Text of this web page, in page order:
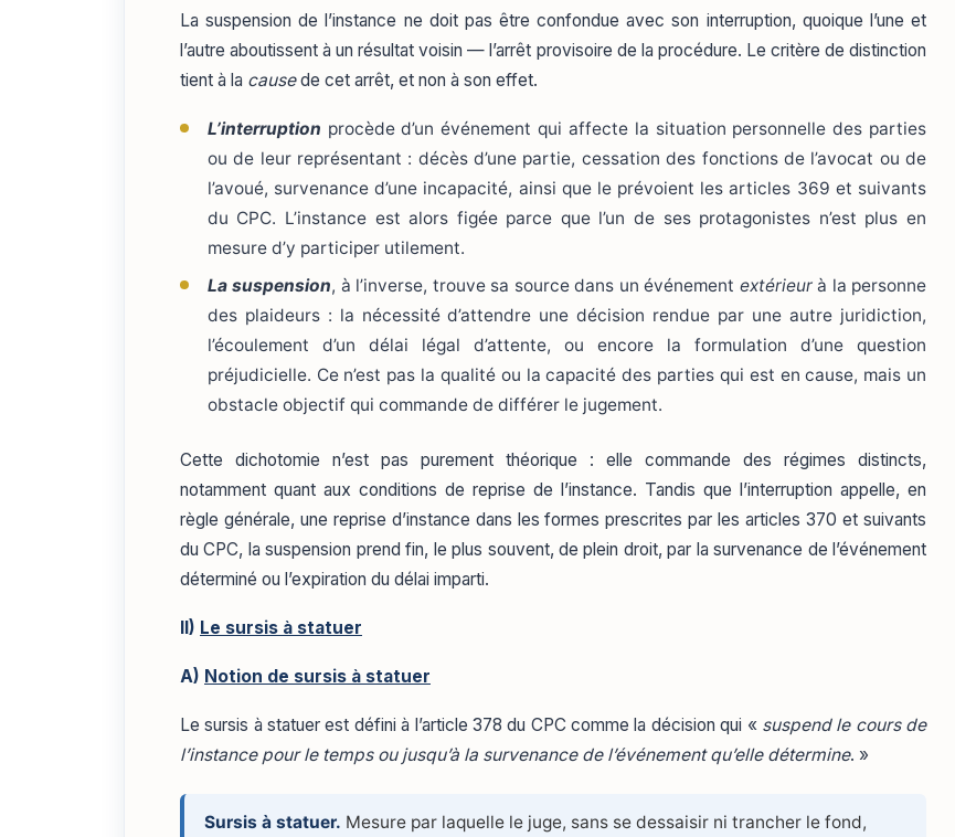
La suspension de l’instance ne doit pas être confondue avec son interruption, quoique l’une et
l’autre aboutissent à un résultat voisin — l’arrêt provisoire de la procédure. Le critère de distinction
tient à la causede cet arrêt, et non à son effet.
L’interruption procède d’un événement qui affecte la situation personnelle des parties
ou de leur représentant : décès d’une partie, cessation des fonctions de l’avocat ou de
l’avoué, survenance d’une incapacité, ainsi que le prévoient les articles 369 et suivants
du CPC. L’instance est alors figée parce que l’un de ses protagonistes n’est plus en
mesure d’y participer utilement.
La suspension, à l’inverse, trouve sa source dans un événement extérieurà la personne
des plaideurs : la nécessité d’attendre une décision rendue par une autre juridiction,
l’écoulement d’un délai légal d’attente, ou encore la formulation d’une question
préjudicielle. Ce n’est pas la qualité ou la capacité des parties qui est en cause, mais un
obstacle objectif qui commande de différer le jugement.
Cette dichotomie n’est pas purement théorique : elle commande des régimes distincts,
notamment quant aux conditions de reprise de l’instance. Tandis que l’interruption appelle, en
règle générale, une reprise d’instance dans les formes prescrites par les articles 370 et suivants
du CPC, la suspension prend fin, le plus souvent, de plein droit, par la survenance de l’événement
déterminé ou l’expiration du délai imparti.
II) Le sursis à statuer
A) Notion de sursis à statuer
Le sursis à statuer est défini à l’article 378 du CPC comme la décision qui « suspend le cours de
l’instance pour le temps ou jusqu’à la survenance de l’événement qu’elle détermine. »
Sursis à statuer. Mesure par laquelle le juge, sans se dessaisir ni trancher le fond,